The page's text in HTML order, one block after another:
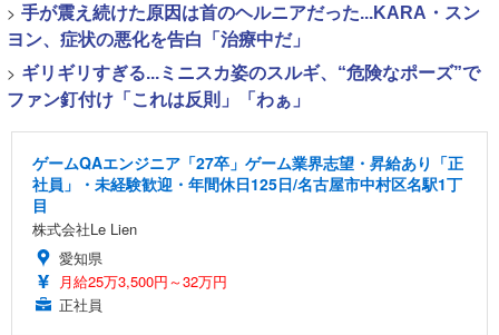
> 手が震え続けた原因は首のヘルニアだった...KARA・スン
ヨン、症状の悪化を告白「治療中だ」
> ギリギリすぎる...ミニスカ姿のスルギ、“危険なポーズ”で
ファン釘付け「これは反則」「わぁ」
ゲームQAエンジニア「27卒」ゲーム業界志望・昇給あり「正
社員」・未経験歓迎・年間休日125日/名古屋市中村区名駅1丁
目
株式会社Le Lien
愛知県
月給25万3,500円～32万円
正社員